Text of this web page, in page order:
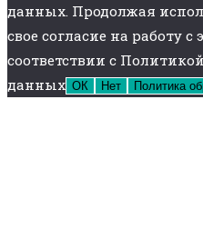
данных. Продолжая
свое согласие на работу
соответствии с
данных ОК Нет Политика